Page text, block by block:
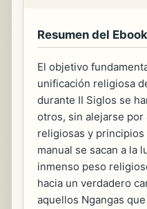
Resumen del Ebook
El objetivo
unificación religiosa
durante II Siglos se
otros, sin alejarse
religiosas y
manual se sacan a la
inmenso peso
hacia un verdadero
aquellos Ngangas